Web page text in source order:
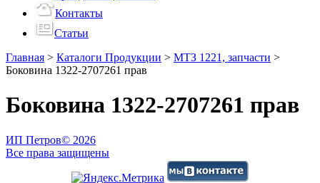
Контакты
Статьи
Главная > Каталоги Продукции > МТЗ 1221, запчасти >
Боковина 1322-2707261 прав
Боковина 1322-2707261 прав
ИП Петров© 2026
Все права защищены